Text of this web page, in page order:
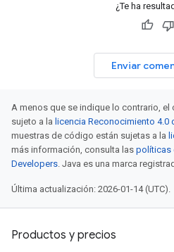
¿Te ha
Enviar
A menos que se indique lo contrario,
sujeto a la licencia Reconocimiento 4.0
muestras de código están sujetas a la
más información, consulta las políticas
Developers. Java es una marca
Última actualización: 2026-01-14 (UTC).
Productos y precios